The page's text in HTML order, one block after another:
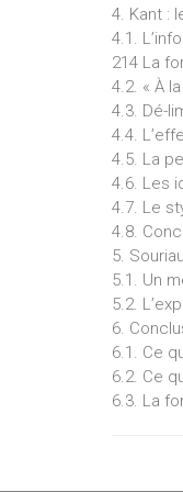
4. Kant :
4.1.
214 La
4.2. « À
4.3. Dé-
4.4.
4.5. La
4.6. Les
4.7. Le
4.8.
5.
5.1. Un
5.2.
6.
6.1. Ce
6.2. Ce
6.3. La